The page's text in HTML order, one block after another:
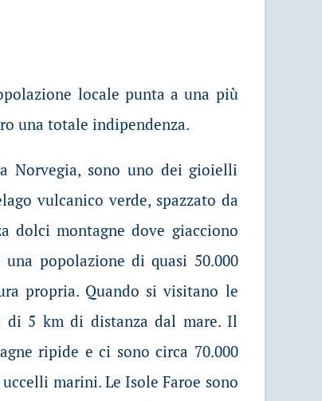
locale punta a una più
una totale indipendenza.
Norvegia, sono uno dei gioielli
vulcanico verde, spazzato da
dolci montagne dove giacciono
popolazione di quasi 50.000
propria. Quando si visitano le
5 km di distanza dal mare. Il
ripide e ci sono circa 70.000
marini. Le Isole Faroe sono